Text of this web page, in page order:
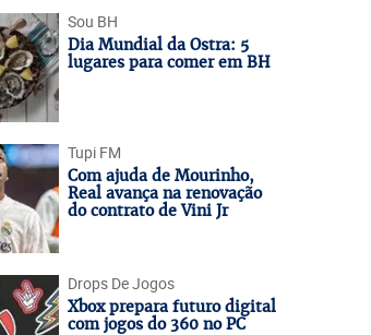
Sou BH
Dia Mundial da Ostra: 5
lugares para comer em BH
Tupi FM
Com ajuda de Mourinho,
Real avança na renovação
do contrato de Vini Jr
Drops De Jogos
Xbox prepara futuro digital
com jogos do 360 no PC